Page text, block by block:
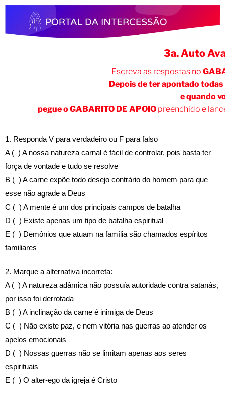
3a. Auto
Escreva as respostas no
Depois de ter apontado
e quando
pegue oGABARITO DE APOIOpreenchido e
1. Responda V para verdadeiro ou F para falso
A ( ) A nossa natureza carnal é fácil de controlar, pois basta ter
força de vontade e tudo se resolve
B ( ) A carne expõe todo desejo contrário do homem para que
esse não agrade a Deus
C ( ) A mente é um dos principais campos de batalha
D ( ) Existe apenas um tipo de batalha espiritual
E ( ) Demônios que atuam na família são chamados espíritos
familiares
2. Marque a alternativa incorreta:
A ( ) A natureza adâmica não possuía autoridade contra satanás,
por isso foi derrotada
B ( ) A inclinação da carne é inimiga de Deus
C ( ) Não existe paz, e nem vitória nas guerras ao atender os
apelos emocionais
D ( ) Nossas guerras não se limitam apenas aos seres
espirituais
E ( ) O alter-ego da igreja é Cristo